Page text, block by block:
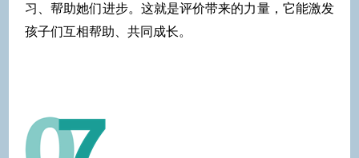
习、帮助她们进步。这就是评价带来的力量，它能激发
孩子们互相帮助、共同成长。